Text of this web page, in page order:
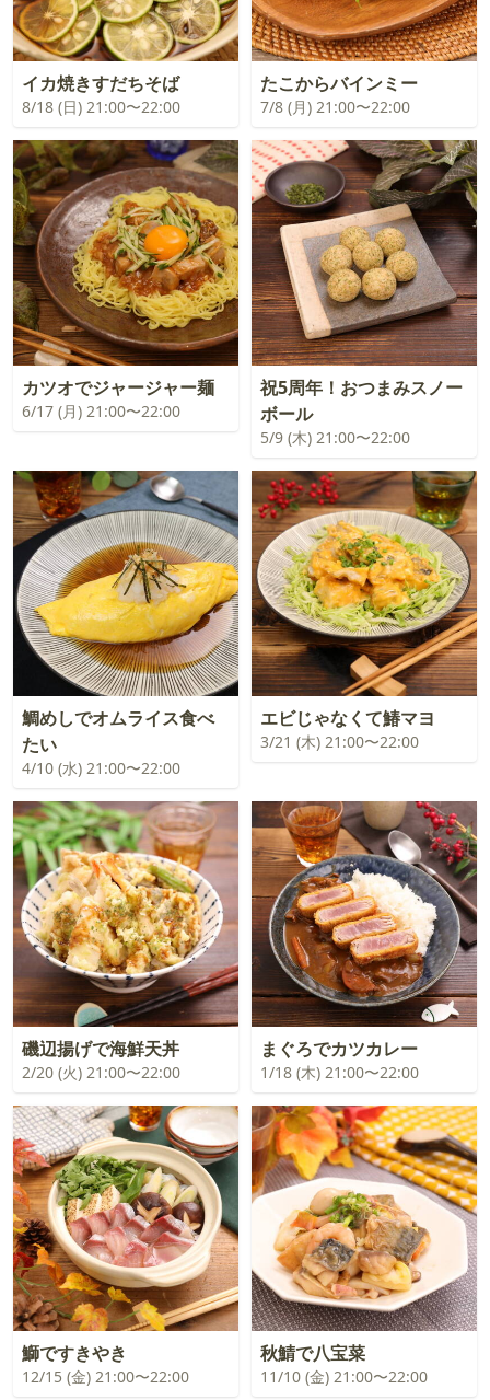
イカ焼きすだちそば
8/18 (日) 21:00〜22:00
たこからバインミー
7/8 (月) 21:00〜22:00
カツオでジャージャー麺
6/17 (月) 21:00〜22:00
祝5周年！おつまみスノー
ボール
5/9 (木) 21:00〜22:00
鯛めしでオムライス食べ
たい
4/10 (水) 21:00〜22:00
エビじゃなくて鰆マヨ
3/21 (木) 21:00〜22:00
磯辺揚げで海鮮天丼
2/20 (火) 21:00〜22:00
まぐろでカツカレー
1/18 (木) 21:00〜22:00
鰤ですきやき
12/15 (金) 21:00〜22:00
秋鯖で八宝菜
11/10 (金) 21:00〜22:00